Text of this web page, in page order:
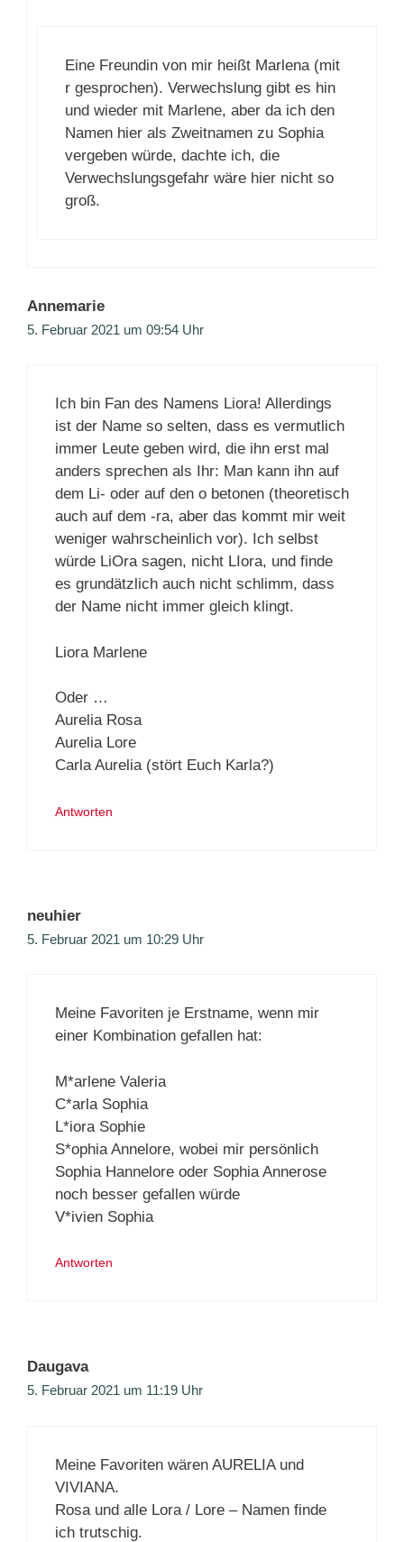
Eine Freundin von mir heißt Marlena (mit
r gesprochen). Verwechslung gibt es hin
und wieder mit Marlene, aber da ich den
Namen hier als Zweitnamen zu Sophia
vergeben würde, dachte ich, die
Verwechslungsgefahr wäre hier nicht so
groß.
Annemarie
5. Februar 2021 um 09:54 Uhr
Ich bin Fan des Namens Liora! Allerdings
ist der Name so selten, dass es vermutlich
immer Leute geben wird, die ihn erst mal
anders sprechen als Ihr: Man kann ihn auf
dem Li- oder auf den o betonen (theoretisch
auch auf dem -ra, aber das kommt mir weit
weniger wahrscheinlich vor). Ich selbst
würde LiOra sagen, nicht LIora, und finde
es grundätzlich auch nicht schlimm, dass
der Name nicht immer gleich klingt.
Liora Marlene
Oder …
Aurelia Rosa
Aurelia Lore
Carla Aurelia (stört Euch Karla?)
Antworten
neuhier
5. Februar 2021 um 10:29 Uhr
Meine Favoriten je Erstname, wenn mir
einer Kombination gefallen hat:
M*arlene Valeria
C*arla Sophia
L*iora Sophie
S*ophia Annelore, wobei mir persönlich
Sophia Hannelore oder Sophia Annerose
noch besser gefallen würde
V*ivien Sophia
Antworten
Daugava
5. Februar 2021 um 11:19 Uhr
Meine Favoriten wären AURELIA und
VIVIANA.
Rosa und alle Lora / Lore – Namen finde
ich trutschig.